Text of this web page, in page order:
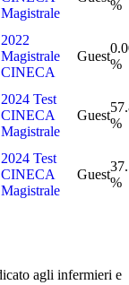
Magistrale
%
2022
Magistrale
CINECA
Guest
%
2024 Test
CINECA
Magistrale
Guest
%
2024 Test
CINECA
Magistrale
Guest
%
agli infermieri e